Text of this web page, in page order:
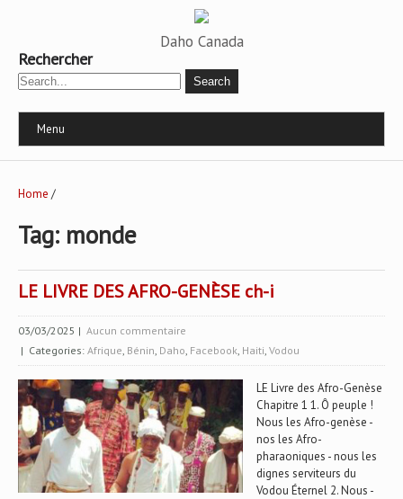
Daho Canada
Rechercher
Menu
Home /
Tag: monde
LE LIVRE DES AFRO-GENÈSE ch-i
03/03/2025 | Aucun commentaire
| Categories: Afrique, Bénin, Daho, Facebook, Haiti, Vodou
LE Livre des Afro-Genèse
Chapitre 1 1. Ô peuple !
Nous les Afro-genèse -
nos les Afro-
pharaoniques - nous les
dignes serviteurs du
Vodou Éternel 2. Nous -